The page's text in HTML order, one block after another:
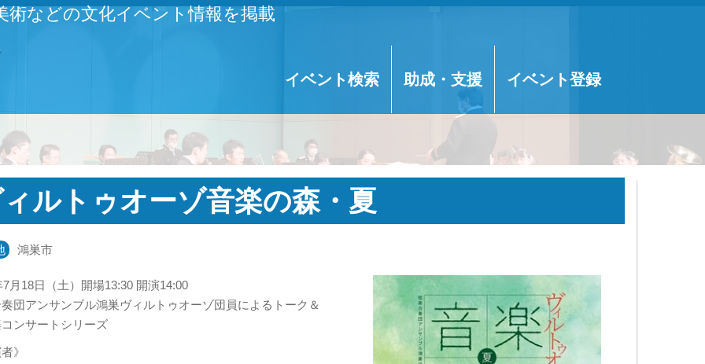
術などの文化イベント情報を掲載
イベント検索 助成・支援 イベント登録
ルトゥオーゾ音楽の森・夏
鴻巣市
7月18日（土）開場13:30 開演14:00
団アンサンブル鴻巣ヴィルトゥオーゾ団員によるトーク＆
ンサートシリーズ
》